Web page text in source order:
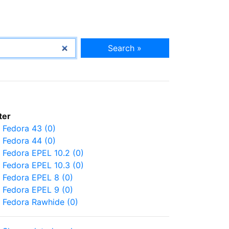
Search »
Fedora 43 (0)
Fedora 44 (0)
Fedora EPEL 10.2 (0)
Fedora EPEL 10.3 (0)
Fedora EPEL 8 (0)
Fedora EPEL 9 (0)
Fedora Rawhide (0)